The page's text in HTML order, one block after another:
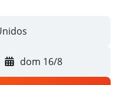
dom 16/8